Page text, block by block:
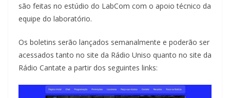
são feitas no estúdio do LabCom com o apoio técnico da
equipe do laboratório.
Os boletins serão lançados semanalmente e poderão ser
acessados tanto no site da Rádio Uniso quanto no site da
Rádio Cantate a partir dos seguintes links: